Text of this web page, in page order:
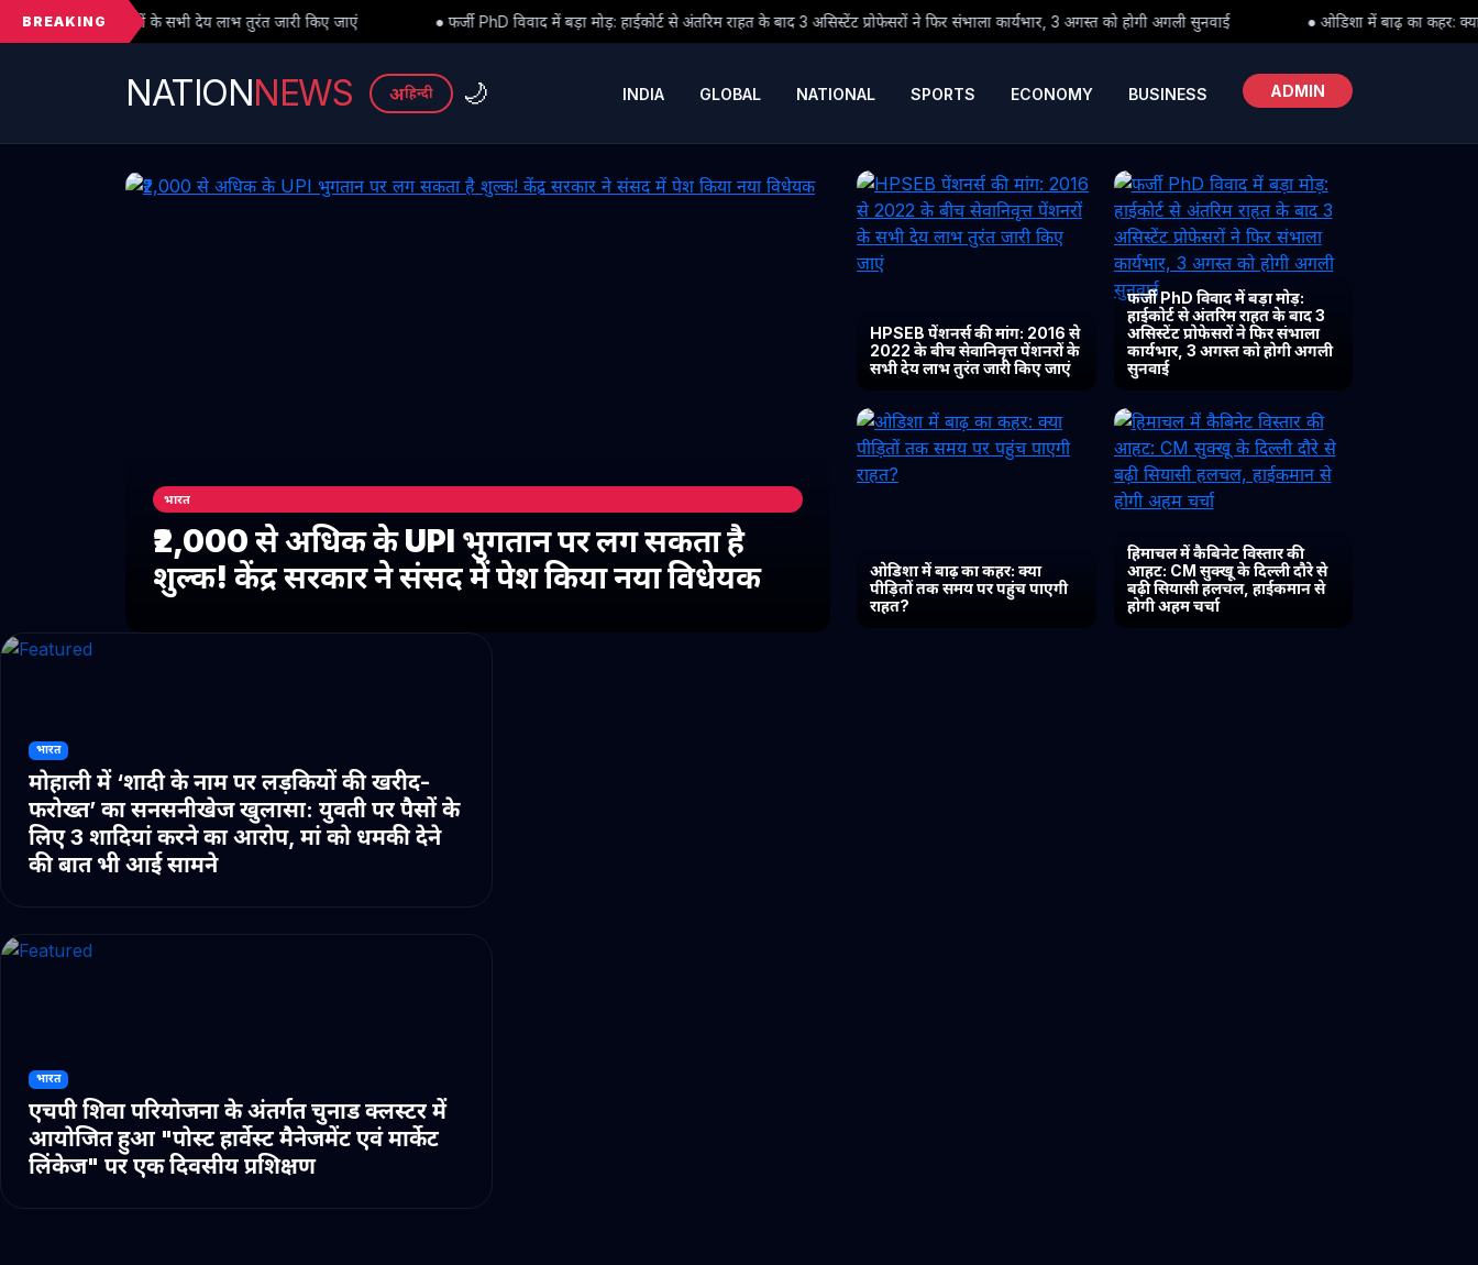
BREAKING
देय लाभ तुरंत जारी किए जाएं ● फर्जी PhD विवाद में बड़ा मोड़: हाईकोर्ट से अंतरिम राहत के बाद 3 असिस्टेंट प्रोफेसरों ने फिर संभाला कार्यभार, 3 अगस्त को होगी अगली सुनवाई ● ओडिशा में बाढ़ का कहर: क्या पीड़ितों तक समय पर पहुंच
NATIONNEWS अहिन्दी 🌙 INDIA GLOBAL NATIONAL SPORTS ECONOMY BUSINESS ADMIN
भारत
₹2,000 से अधिक के UPI भुगतान पर लग सकता है
शुल्क! केंद्र सरकार ने संसद में पेश किया नया विधेयक
HPSEB पेंशनर्स की मांग: 2016 से
2022 के बीच सेवानिवृत्त पेंशनरों के
सभी देय लाभ तुरंत जारी किए जाएं
फर्जी PhD विवाद में बड़ा मोड़:
हाईकोर्ट से अंतरिम राहत के बाद 3
असिस्टेंट प्रोफेसरों ने फिर संभाला
कार्यभार, 3 अगस्त को होगी अगली
सुनवाई
ओडिशा में बाढ़ का कहर: क्या
पीड़ितों तक समय पर पहुंच पाएगी
राहत?
हिमाचल में कैबिनेट विस्तार की
आहट: CM सुक्खू के दिल्ली दौरे से
बढ़ी सियासी हलचल, हाईकमान से
होगी अहम चर्चा
भारत
मोहाली में ‘शादी के नाम पर लड़कियों की खरीद-
फरोख्त’ का सनसनीखेज खुलासा: युवती पर पैसों के
लिए 3 शादियां करने का आरोप, मां को धमकी देने
की बात भी आई सामने
भारत
एचपी शिवा परियोजना के अंतर्गत चुनाड क्लस्टर में
आयोजित हुआ "पोस्ट हार्वेस्ट मैनेजमेंट एवं मार्केट
लिंकेज" पर एक दिवसीय प्रशिक्षण